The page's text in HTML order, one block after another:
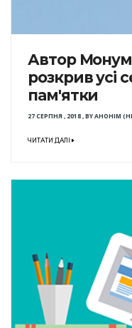
Автор
розкрив усі
пам'ятки
27 СЕРПНЯ , 2018,BYАНОНІМ
ЧИТАТИ ДАЛІ